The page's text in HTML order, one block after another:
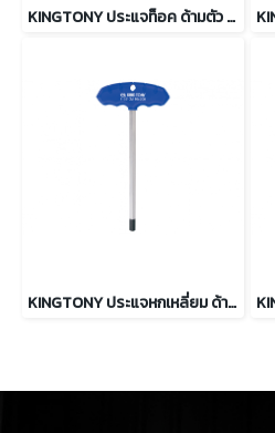
KINGTONY ประแจท็อค ด้ามตัว T ขนาด T10 ถึง T50
KINGTONY ประแจหกเหลี่ยม ด้ามตัว T ขนาด 2 ถึง 10mm.